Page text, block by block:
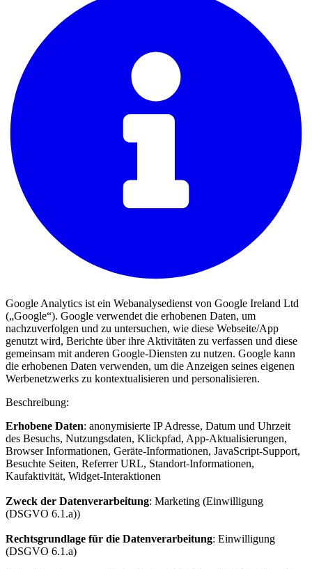
Google Analytics ist ein Webanalysedienst von Google Ireland Ltd
(„Google“). Google verwendet die erhobenen Daten, um
nachzuverfolgen und zu untersuchen, wie diese Webseite/App
genutzt wird, Berichte über ihre Aktivitäten zu verfassen und diese
gemeinsam mit anderen Google-Diensten zu nutzen. Google kann
die erhobenen Daten verwenden, um die Anzeigen seines eigenen
Werbenetzwerks zu kontextualisieren und personalisieren.
Beschreibung:
Erhobene Daten: anonymisierte IP Adresse, Datum und Uhrzeit
des Besuchs, Nutzungsdaten, Klickpfad, App-Aktualisierungen,
Browser Informationen, Geräte-Informationen, JavaScript-Support,
Besuchte Seiten, Referrer URL, Standort-Informationen,
Kaufaktivität, Widget-Interaktionen
Zweck der Datenverarbeitung: Marketing (Einwilligung
(DSGVO 6.1.a))
Rechtsgrundlage für die Datenverarbeitung: Einwilligung
(DSGVO 6.1.a)